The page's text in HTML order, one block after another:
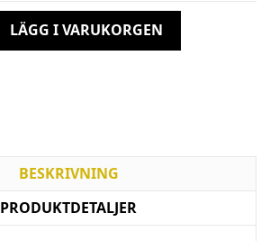
LÄGG I VARUKORGEN
BESKRIVNING
PRODUKTDETALJER